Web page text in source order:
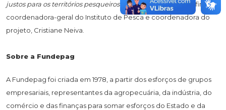
justos para os territórios pesqueiros da Baixada Santista", afirma a
coordenadora-geral do Instituto de Pesca e coordenadora do
projeto, Cristiane Neiva.
Sobre a Fundepag
A Fundepag foi criada em 1978, a partir dos esforços de grupos
empresariais, representantes da agropecuária, da indústria, do
comércio e das finanças para somar esforços do Estado e da